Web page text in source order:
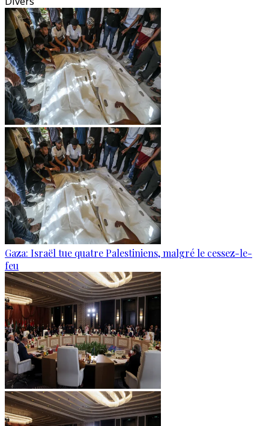
Gaza: Israël tue quatre Palestiniens, malgré le cessez-le-
feu